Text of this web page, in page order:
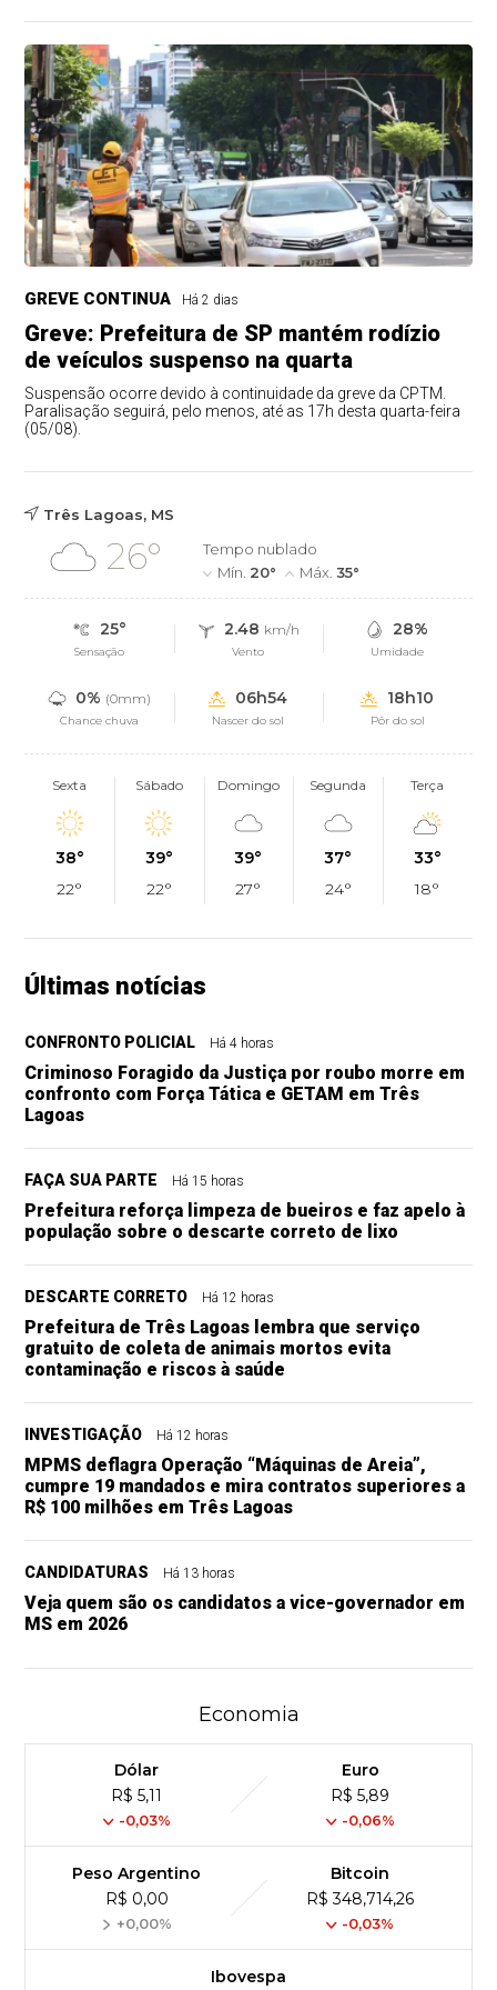
GREVE CONTINUA Há 2 dias
Greve: Prefeitura de SP mantém rodízio
de veículos suspenso na quarta
Suspensão ocorre devido à continuidade da greve da CPTM.
Paralisação seguirá, pelo menos, até as 17h desta quarta-feira
(05/08).
Três Lagoas, MS
26°
Tempo nublado
Mín. 20° Máx.35°
25°
Sensação
2.48 km/h
Vento
28%
Umidade
0% (0mm)
Chance chuva
06h54
Nascer do sol
18h10
Pôr do sol
Sexta
38°
22°
Sábado
39°
22°
Domingo
39°
27°
Segunda
37°
24°
Terça
33°
18°
Últimas notícias
CONFRONTO POLICIAL Há 4 horas
Criminoso Foragido da Justiça por roubo morre em
confronto com Força Tática e GETAM em Três
Lagoas
FAÇA SUA PARTE Há 15 horas
Prefeitura reforça limpeza de bueiros e faz apelo à
população sobre o descarte correto de lixo
DESCARTE CORRETO Há 12 horas
Prefeitura de Três Lagoas lembra que serviço
gratuito de coleta de animais mortos evita
contaminação e riscos à saúde
INVESTIGAÇÃO Há 12 horas
MPMS deflagra Operação “Máquinas de Areia”,
cumpre 19 mandados e mira contratos superiores a
R$ 100 milhões em Três Lagoas
CANDIDATURAS Há 13 horas
Veja quem são os candidatos a vice-governador em
MS em 2026
Economia
Dólar
R$ 5,11
-0,03%
Euro
R$ 5,89
-0,06%
Peso Argentino
R$ 0,00
+0,00%
Bitcoin
R$ 348,714,26
-0,03%
Ibovespa